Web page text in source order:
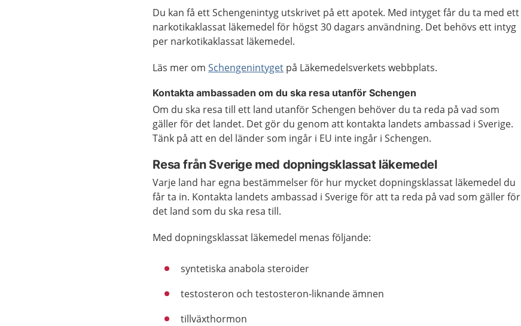
Du kan få ett Schengenintyg utskrivet på ett apotek. Med intyget får du ta med ett
narkotikaklassat läkemedel för högst 30 dagars användning. Det behövs ett intyg
per narkotikaklassat läkemedel.
Läs mer omSchengenintyget på Läkemedelsverkets webbplats.
Kontakta ambassaden om du ska resa utanför Schengen
Om du ska resa till ett land utanför Schengen behöver du ta reda på vad som
gäller för det landet. Det gör du genom att kontakta landets ambassad i Sverige.
Tänk på att en del länder som ingår i EU inte ingår i Schengen.
Resa från Sverige med dopningsklassat läkemedel
Varje land har egna bestämmelser för hur mycket dopningsklassat läkemedel du
får ta in. Kontakta landets ambassad i Sverige för att ta reda på vad som gäller för
det land som du ska resa till.
Med dopningsklassat läkemedel menas följande:
syntetiska anabola steroider
testosteron och testosteron-liknande ämnen
tillväxthormon